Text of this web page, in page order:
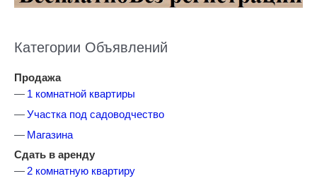
Категории Объявлений
Продажа
1 комнатной квартиры
Участка под садоводчество
Магазина
Сдать в аренду
2 комнатную квартиру